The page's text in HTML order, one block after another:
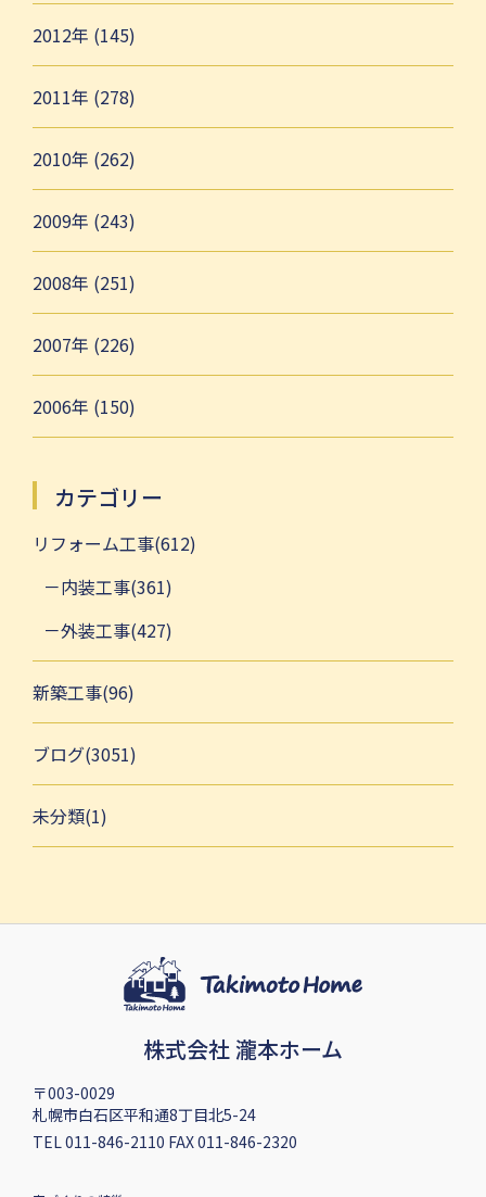
2012年 (145)
2011年 (278)
2010年 (262)
2009年 (243)
2008年 (251)
2007年 (226)
2006年 (150)
カテゴリー
リフォーム工事(612)
内装工事(361)
外装工事(427)
新築工事(96)
ブログ(3051)
未分類(1)
株式会社 瀧本ホーム
〒003-0029
札幌市白石区平和通8丁目北5-24
TEL 011-846-2110 FAX 011-846-2320